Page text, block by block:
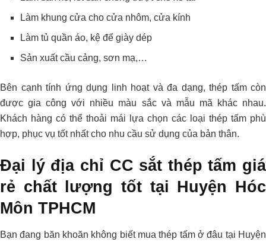
Làm khung cửa cho cửa nhôm, cửa kính
Làm tủ quần áo, kệ để giày dép
Sản xuất cầu cảng, sơn mạ,…
Bên cạnh tính ứng dụng linh hoạt và đa dạng, thép tấm còn
được gia công với nhiều màu sắc và mẫu mã khác nhau.
Khách hàng có thể thoải mái lựa chọn các loại thép tấm phù
hợp, phục vụ tốt nhất cho nhu cầu sử dụng của bản thân.
Đại lý địa chỉ CC sắt thép tấm giá
rẻ chất lượng tốt tại Huyện Hóc
Môn TPHCM
Bạn đang băn khoăn không biết mua thép tấm ở đâu tại Huyện